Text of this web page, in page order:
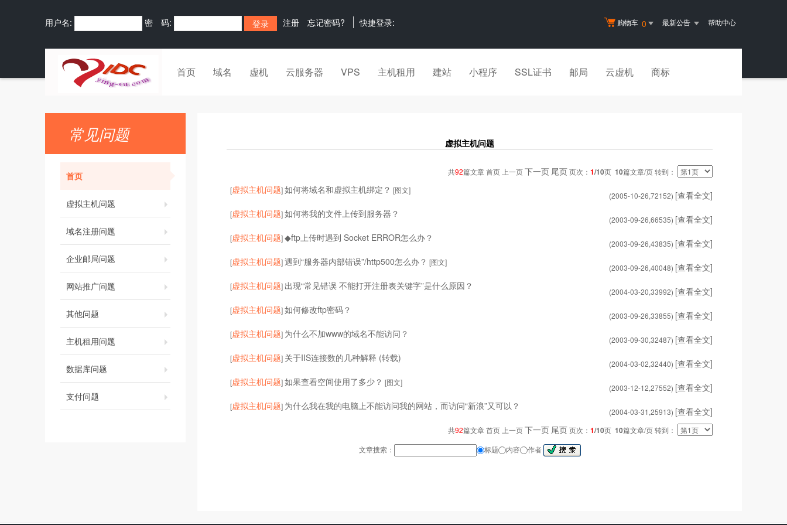
购物车 0 最新公告 帮助中心
用户名: 密 码: 注册 忘记密码? 快捷登录:
首页 域名 虚机 云服务器 VPS 主机租用 建站 小程序 SSL证书 邮局 云虚机 商标
常见问题
首页
虚拟主机问题
域名注册问题
企业邮局问题
网站推广问题
其他问题
主机租用问题
数据库问题
支付问题
虚拟主机问题
共92篇文章 首页 上一页下一页 尾页页次： 1/10页 10篇文章/页 转到：
[虚拟主机问题]如何将域名和虚拟主机绑定？ [图文]
(2005-10-26,72152) [查看全文]
[虚拟主机问题]如何将我的文件上传到服务器？
(2003-09-26,66535) [查看全文]
[虚拟主机问题]◆ftp上传时遇到 Socket ERROR怎么办？
(2003-09-26,43835) [查看全文]
[虚拟主机问题]遇到“服务器内部错误”/http500怎么办？ [图文]
(2003-09-26,40048) [查看全文]
[虚拟主机问题] 出现“常见错误 不能打开注册表关键字”是什么原因？
(2004-03-20,33992) [查看全文]
[虚拟主机问题]如何修改ftp密码？
(2003-09-26,33855) [查看全文]
[虚拟主机问题] 为什么不加www的域名不能访问？
(2003-09-30,32487) [查看全文]
[虚拟主机问题] 关于IIS连接数的几种解释 (转载)
(2004-03-02,32440) [查看全文]
[虚拟主机问题]如果查看空间使用了多少？ [图文]
(2003-12-12,27552) [查看全文]
[虚拟主机问题] 为什么我在我的电脑上不能访问我的网站，而访问“新浪”又可以？
(2004-03-31,25913) [查看全文]
共92篇文章 首页 上一页下一页 尾页页次： 1/10页 10篇文章/页 转到：
文章搜索：
标题 内容 作者